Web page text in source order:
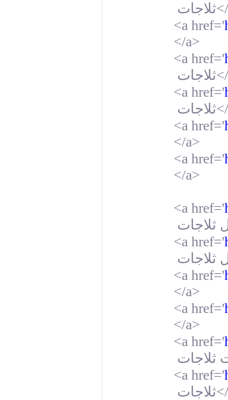
ثلاجات
<a href='
</a>
<a href='
ثلاجات
<a href='
ثلاجات
<a href='
</a>
<a href='
</a>
<a href='
ثلاجات
<a href='
ثلاجات
<a href='
</a>
<a href='
</a>
<a href='
ثلاجات
<a href='
ثلاجات